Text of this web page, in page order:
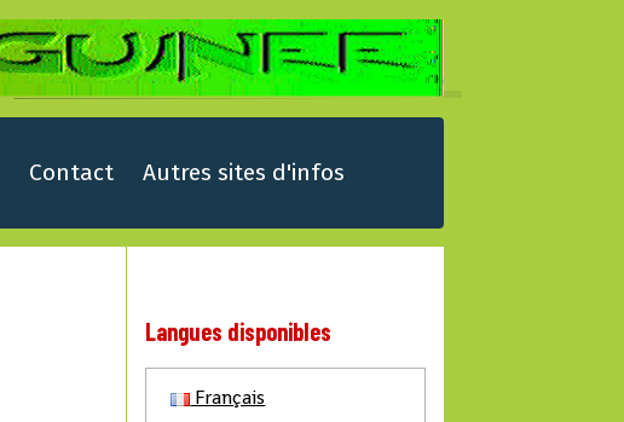
Contact Autres sites d'infos
Langues disponibles
Français